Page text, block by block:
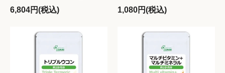
6,804円(税込)
1,080円(税込)